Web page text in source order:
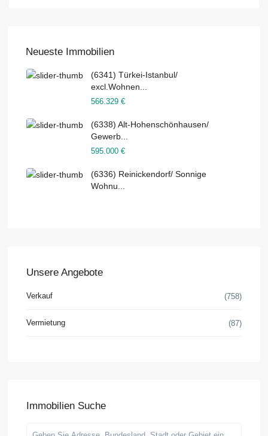
Neueste Immobilien
(6341) Türkei-Istanbul/
excl.Wohnen...
566.329 €
(6338) Alt-Hohenschönhausen/
Gewerb...
595.000 €
(6336) Reinickendorf/ Sonnige
Wohnu...
Unsere Angebote
Verkauf (758)
Vermietung (87)
Immobilien Suche